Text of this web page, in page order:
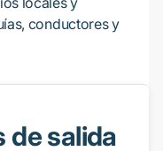
conductores y
de salida